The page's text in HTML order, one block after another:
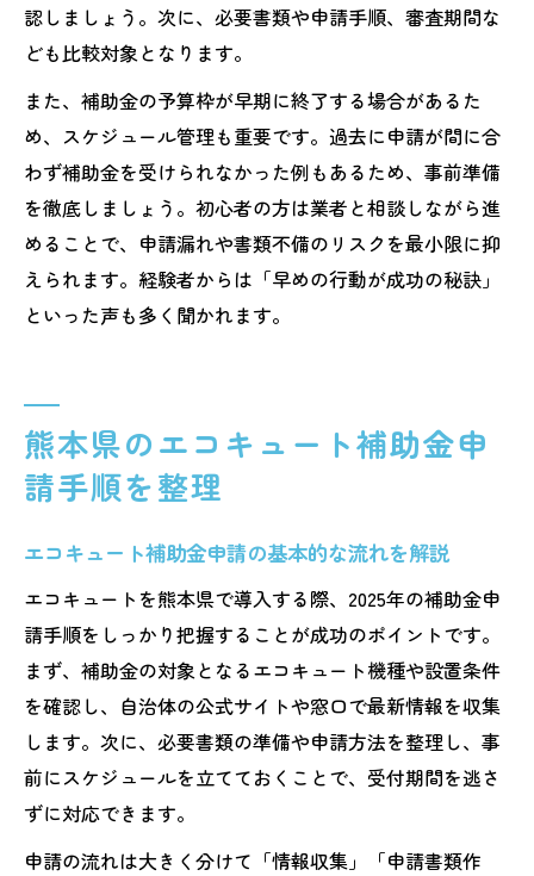
認しましょう。次に、必要書類や申請手順、審査期間な
ども比較対象となります。
また、補助金の予算枠が早期に終了する場合があるた
め、スケジュール管理も重要です。過去に申請が間に合
わず補助金を受けられなかった例もあるため、事前準備
を徹底しましょう。初心者の方は業者と相談しながら進
めることで、申請漏れや書類不備のリスクを最小限に抑
えられます。経験者からは「早めの行動が成功の秘訣」
といった声も多く聞かれます。
熊本県のエコキュート補助金申
請手順を整理
エコキュート補助金申請の基本的な流れを解説
エコキュートを熊本県で導入する際、2025年の補助金申
請手順をしっかり把握することが成功のポイントです。
まず、補助金の対象となるエコキュート機種や設置条件
を確認し、自治体の公式サイトや窓口で最新情報を収集
します。次に、必要書類の準備や申請方法を整理し、事
前にスケジュールを立てておくことで、受付期間を逃さ
ずに対応できます。
申請の流れは大きく分けて「情報収集」「申請書類作